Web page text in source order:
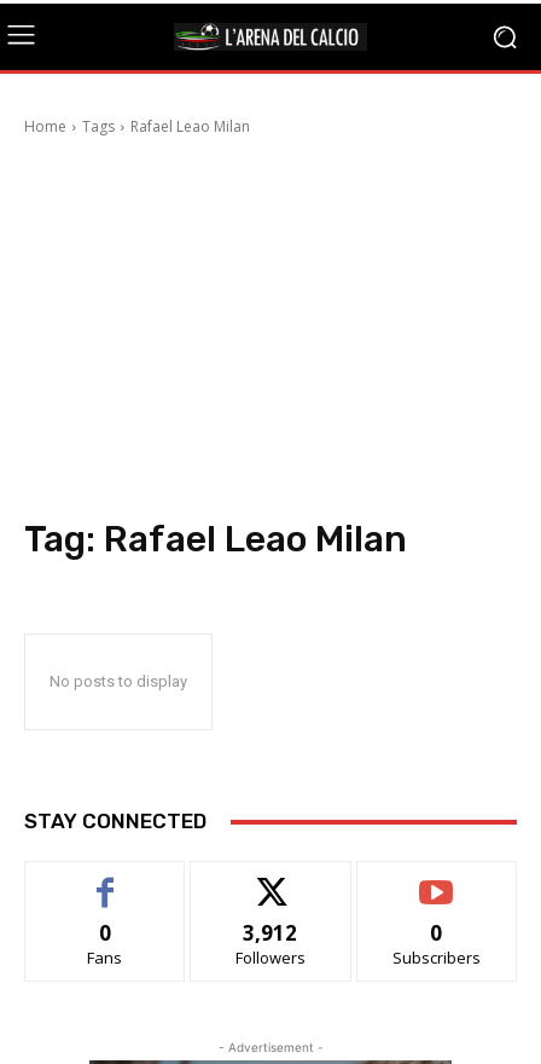
Home Tags Rafael Leao Milan
Tag: Rafael Leao Milan
No posts to display
STAY CONNECTED
0
Fans
3,912
Followers
0
Subscribers
- Advertisement -